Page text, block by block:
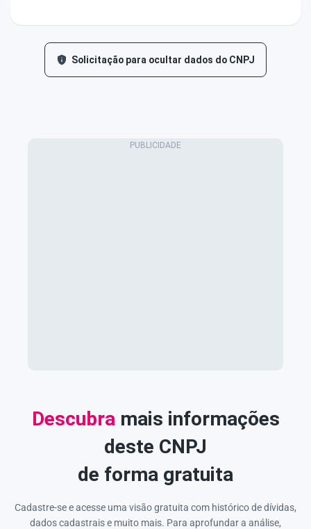
Solicitação para ocultar dados do CNPJ
Descubra mais informações
deste CNPJ
de forma gratuita
Cadastre-se e acesse uma visão gratuita com histórico de dívidas,
dados cadastrais e muito mais. Para aprofundar a análise,